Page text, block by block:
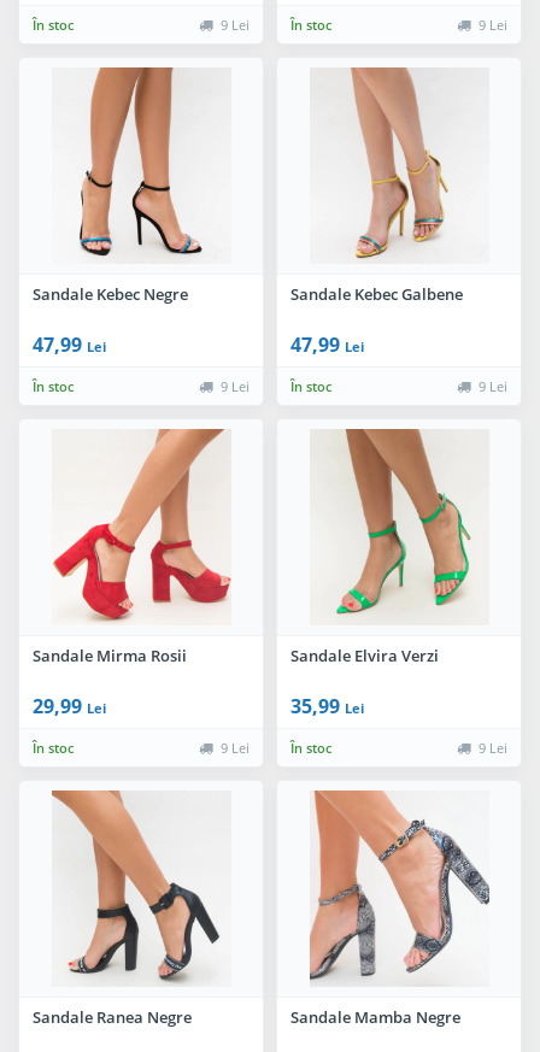
În stoc 9 Lei În stoc 9 Lei
Sandale Kebec Negre
47,99 Lei
În stoc 9 Lei
Sandale Kebec Galbene
47,99 Lei
În stoc 9 Lei
Sandale Mirma Rosii
29,99 Lei
În stoc 9 Lei
Sandale Elvira Verzi
35,99 Lei
În stoc 9 Lei
Sandale Ranea Negre Sandale Mamba Negre